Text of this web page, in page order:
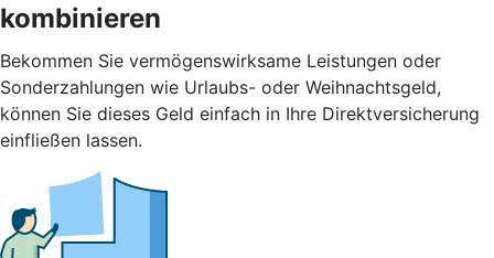
kombinieren
Bekommen Sie vermögenswirksame Leistungen oder
Sonderzahlungen wie Urlaubs- oder Weihnachtsgeld,
können Sie dieses Geld einfach in Ihre Direktversicherung
einfließen lassen.